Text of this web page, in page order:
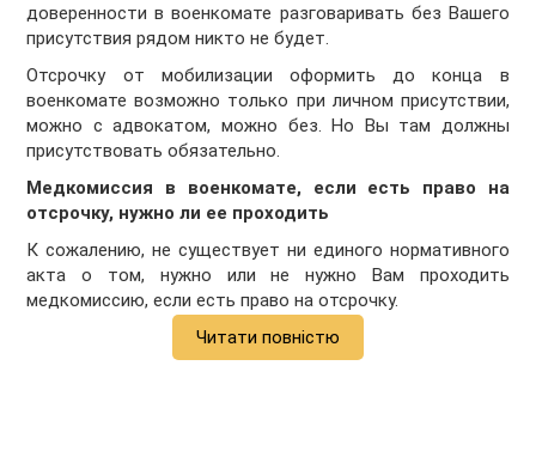
доверенности в военкомате разговаривать без Вашего
присутствия рядом никто не будет.
Отсрочку от мобилизации оформить до конца в
военкомате возможно только при личном присутствии,
можно с адвокатом, можно без. Но Вы там должны
присутствовать обязательно.
Медкомиссия в военкомате, если есть право на
отсрочку, нужно ли ее проходить
К сожалению, не существует ни единого нормативного
акта о том, нужно или не нужно Вам проходить
медкомиссию, если есть право на отсрочку.
Читати повністю